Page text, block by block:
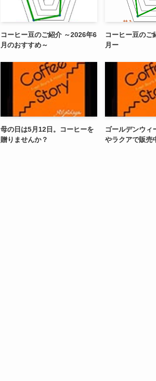
コーヒー豆のご紹介 ～2026年6
月のおすすめ～
コーヒー豆のご
月ー
母の日は5月12日。コーヒーを
贈りませんか？
ゴールデンウィ
やラクアで販売